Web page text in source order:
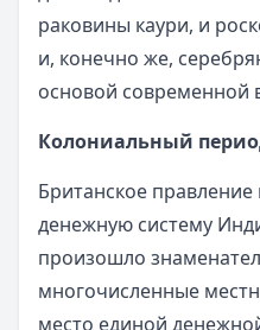
раковины каури, и
и, конечно же,
основой современной
Колониальный
Британское
денежную систему
произошло
многочисленные
место единой